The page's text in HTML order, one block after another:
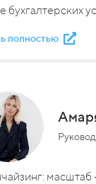
бухгалтерских
полностью
масштаб